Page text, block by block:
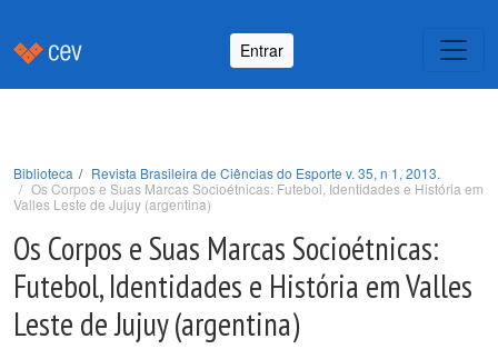
Entrar
Biblioteca
Revista Brasileira de Ciências do Esporte v. 35, n 1, 2013.
Os Corpos e Suas Marcas Socioétnicas: Futebol, Identidades e História em
Valles Leste de Jujuy (argentina)
Os Corpos e Suas Marcas Socioétnicas:
Futebol, Identidades e História em Valles
Leste de Jujuy (argentina)